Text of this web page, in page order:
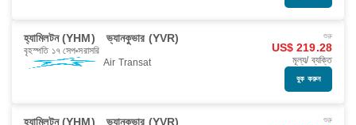
হ্যামিলটন (YHM) ভ্যানকুভার (YVR)
বৃহস্পতি ১৭ সেপ সরাসরি
Air Transat
শুরু
US$ 219.28
মূল্য/ ব্যক্তি
বুক করুন
হ্যামিলটন (YHM) ভ্যানকুভার (YVR) শুরু